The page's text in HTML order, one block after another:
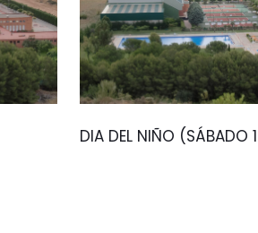
DIA DEL NIÑO (SÁBADO